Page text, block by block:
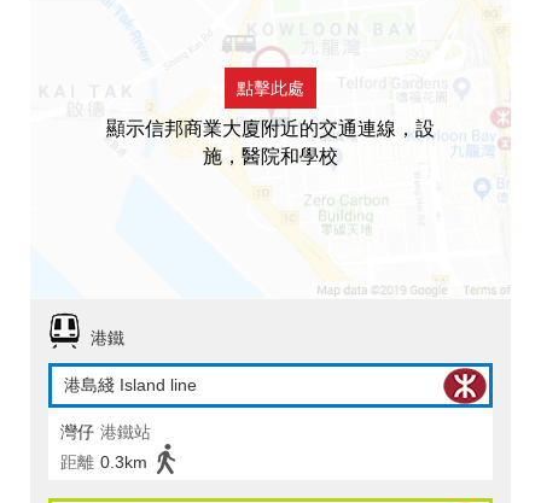
點擊此處
顯示信邦商業大廈附近的交通連線，設
施，醫院和學校
港鐵
港島綫 Island line
灣仔 港鐵站
距離 0.3km